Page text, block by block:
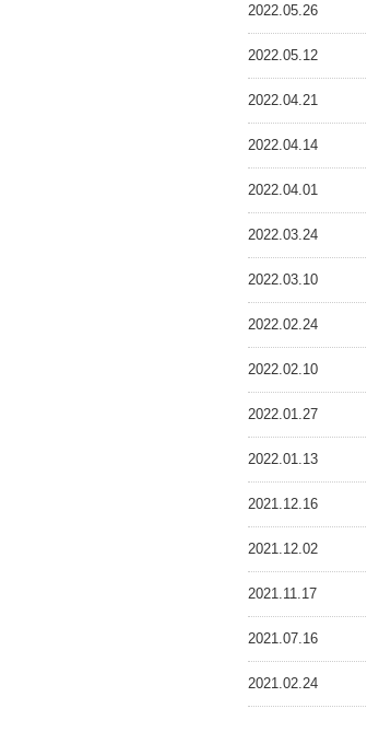
2022.05.26
2022.05.12
2022.04.21
2022.04.14
2022.04.01
2022.03.24
2022.03.10
2022.02.24
2022.02.10
2022.01.27
2022.01.13
2021.12.16
2021.12.02
2021.11.17
2021.07.16
2021.02.24